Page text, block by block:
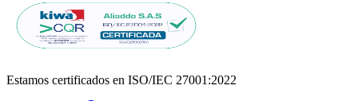
Estamos certificados en ISO/IEC 27001:2022